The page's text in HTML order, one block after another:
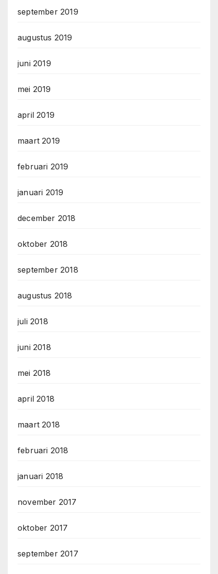
september 2019
augustus 2019
juni 2019
mei 2019
april 2019
maart 2019
februari 2019
januari 2019
december 2018
oktober 2018
september 2018
augustus 2018
juli 2018
juni 2018
mei 2018
april 2018
maart 2018
februari 2018
januari 2018
november 2017
oktober 2017
september 2017